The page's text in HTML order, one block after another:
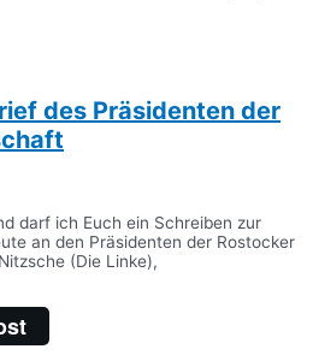
des Präsidenten der
darf ich Euch ein Schreiben zur
an den Präsidenten der Rostocker
(Die Linke),